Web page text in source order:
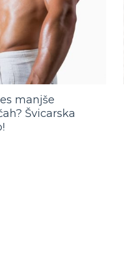
manjše
Švicarska